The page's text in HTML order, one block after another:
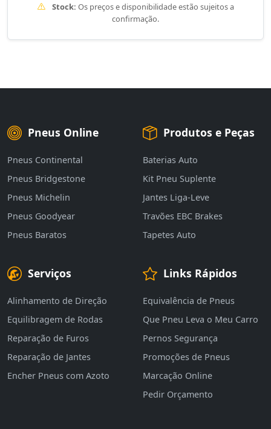
Stock: Os preços e disponibilidade estão sujeitos a
confirmação.
Pneus Online
Pneus Continental
Pneus Bridgestone
Pneus Michelin
Pneus Goodyear
Pneus Baratos
Produtos e Peças
Baterias Auto
Kit Pneu Suplente
Jantes Liga-Leve
Travões EBC Brakes
Tapetes Auto
Serviços
Alinhamento de Direção
Equilibragem de Rodas
Reparação de Furos
Reparação de Jantes
Encher Pneus com Azoto
Links Rápidos
Equivalência de Pneus
Que Pneu Leva o Meu Carro
Pernos Segurança
Promoções de Pneus
Marcação Online
Pedir Orçamento